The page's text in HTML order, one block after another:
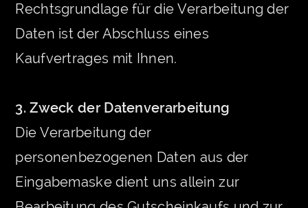
Rechtsgrundlage für die Verarbeitung der
Daten ist der Abschluss eines
Kaufvertrages mit Ihnen.
3. Zweck der Datenverarbeitung
Die Verarbeitung der
personenbezogenen Daten aus der
Eingabemaske dient uns allein zur